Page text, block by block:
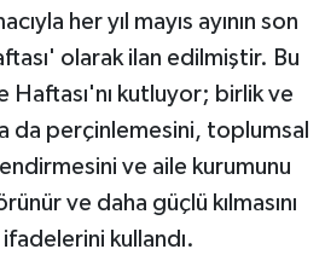
her yıl mayıs ayının son
olarak ilan edilmiştir. Bu
Haftası'nı kutluyor; birlik ve
da perçinlemesini, toplumsal
ve aile kurumunu
ve daha güçlü kılmasını
kullandı.